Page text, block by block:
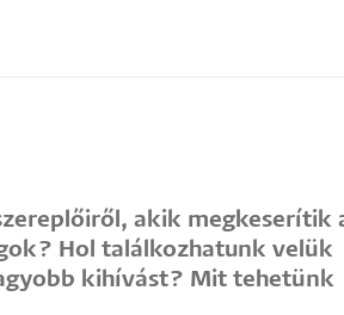
akik megkeserítik
Hol találkozhatunk velük
kihívást? Mit tehetünk